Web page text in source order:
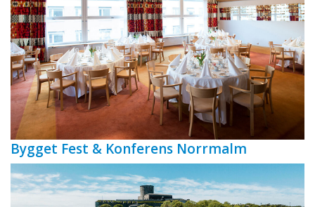
Bygget Fest & Konferens Norrmalm